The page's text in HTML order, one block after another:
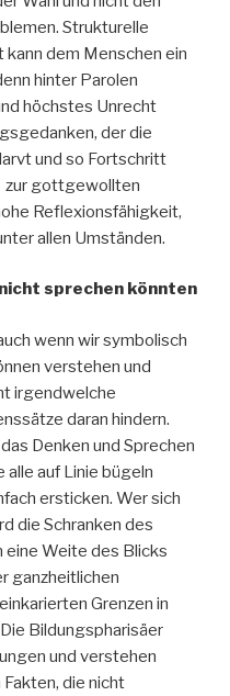
Strukturelle
dem Menschen ein
hinter Parolen
höchstes Unrecht
der die
und so Fortschritt
zur gottgewollten
Reflexionsfähigkeit,
allen Umständen.
sprechen könnten
wenn wir symbolisch
verstehen und
irgendwelche
daran hindern.
Denken und Sprechen
alle auf Linie bügeln
ersticken. Wer sich
die Schranken des
eine Weite des Blicks
ganzheitlichen
Grenzen in
Bildungspharisäer
und verstehen
die nicht